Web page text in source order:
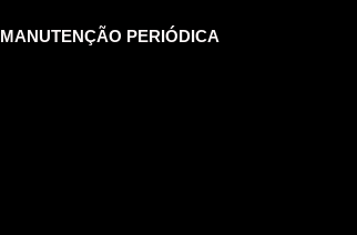
MANUTENÇÃO PERIÓDICA